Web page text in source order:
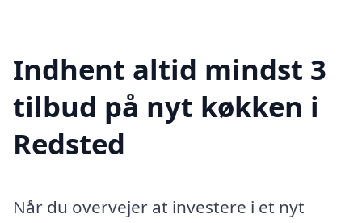
Indhent altid mindst 3
tilbud på nyt køkken i
Redsted
Når du overvejer at investere i et nyt